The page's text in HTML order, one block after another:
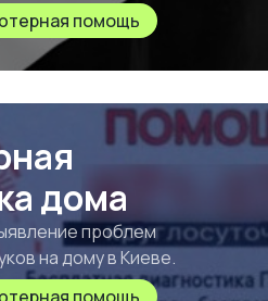
помощь
дома
проблем
на дому в Киеве.